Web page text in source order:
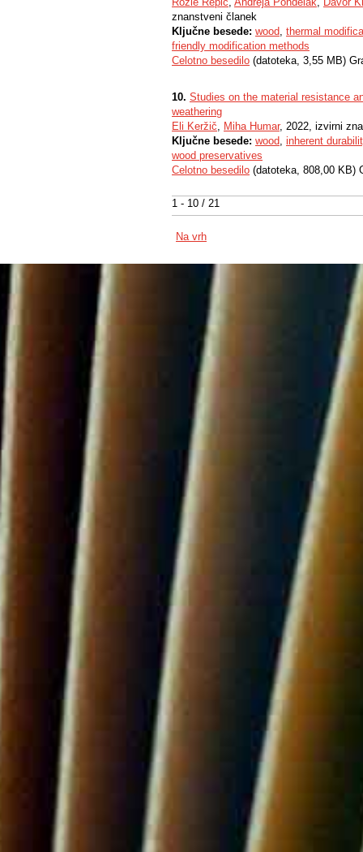
1 - 10 / 21
znanstveni članek
Ključne besede: wood, thermal
friendly modification methods
Celotno besedilo (datoteka, 3,55 MB)
10. Studies on the material resistance
weathering
Eli Keržič, Miha Humar, 2022, izvirni
Ključne besede: wood, inherent
wood preservatives
Celotno besedilo (datoteka, 808,00 KB)
Na vrh